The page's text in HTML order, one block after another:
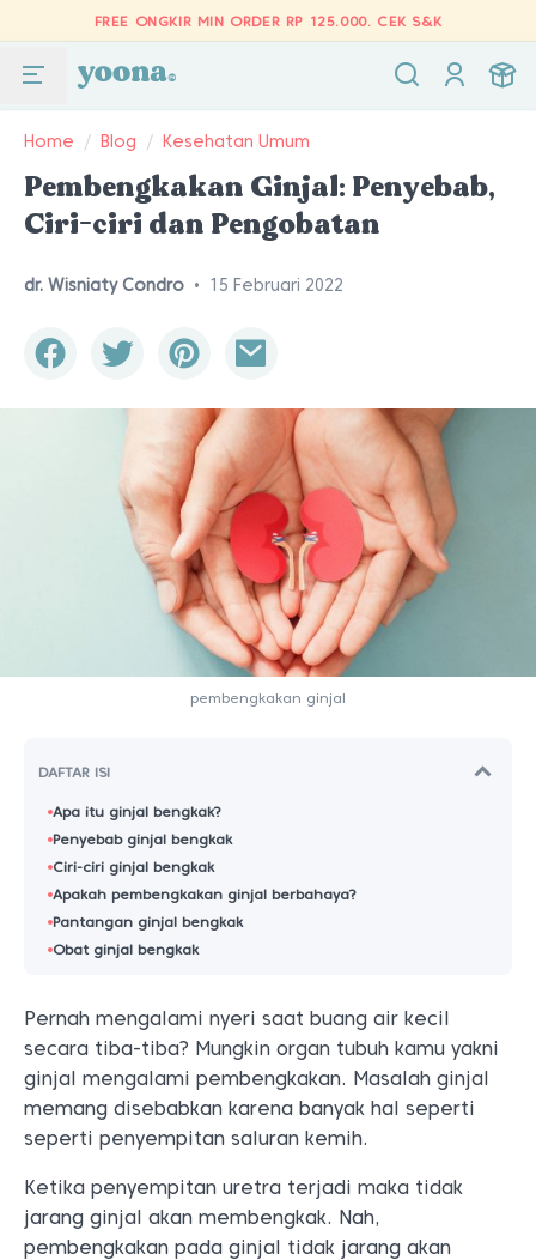
FREE ONGKIR MIN ORDER RP 125.000. CEK S&K
Home / Blog / Kesehatan Umum
Pembengkakan Ginjal: Penyebab,
Ciri-ciri dan Pengobatan
dr. Wisniaty Condro • 15 Februari 2022
pembengkakan ginjal
DAFTAR ISI
Apa itu ginjal bengkak?
Penyebab ginjal bengkak
Ciri-ciri ginjal bengkak
Apakah pembengkakan ginjal berbahaya?
Pantangan ginjal bengkak
Obat ginjal bengkak
Pernah mengalami nyeri saat buang air kecil
secara tiba-tiba? Mungkin organ tubuh kamu yakni
ginjal mengalami pembengkakan. Masalah ginjal
memang disebabkan karena banyak hal seperti
seperti penyempitan saluran kemih.
Ketika penyempitan uretra terjadi maka tidak
jarang ginjal akan membengkak. Nah,
pembengkakan pada ginjal tidak jarang akan